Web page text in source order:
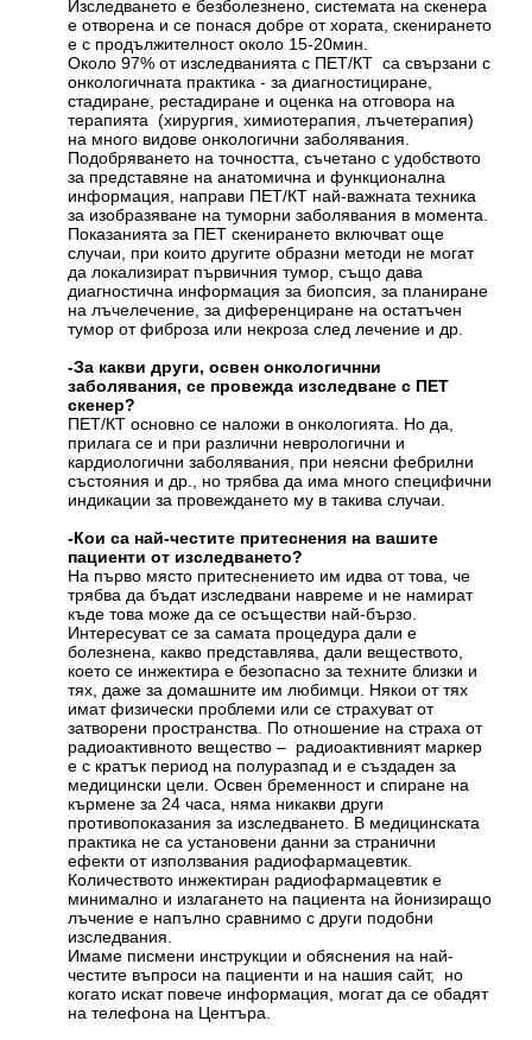
Изследването е безболезнено, системата на скенера
е отворена и се понася добре от хората, скенирането
е с продължителност около 15-20мин.
Около 97% от изследванията с ПЕТ/КТ са свързани с
онкологичната практика - за диагностициране,
стадиране, рестадиране и оценка на отговора на
терапията (хирургия, химиотерапия, лъчетерапия)
на много видове онкологични заболявания.
Подобряването на точността, съчетано с удобството
за представяне на анатомична и функционална
информация, направи ПЕТ/КТ най-важната техника
за изобразяване на туморни заболявания в момента.
Показанията за ПЕТ скенирането включват още
случаи, при които другите образни методи не могат
да локализират първичния тумор, също дава
диагностична информация за биопсия, за планиране
на лъчелечение, за диференциране на остатъчен
тумор от фиброза или некроза след лечение и др.
-За какви други, освен онкологичнни
заболявания, се провежда изследване с ПЕТ
скенер?
ПЕТ/КТ основно се наложи в онкологията. Но да,
прилага се и при различни неврологични и
кардиологични заболявания, при неясни фебрилни
състояния и др., но трябва да има много специфични
индикации за провеждането му в такива случаи.
-Кои са най-честите притеснения на вашите
пациенти от изследването?
На първо място притеснението им идва от това, че
трябва да бъдат изследвани навреме и не намират
къде това може да се осъществи най-бързо.
Интересуват се за самата процедура дали е
болезнена, какво представлява, дали веществото,
което се инжектира е безопасно за техните близки и
тях, даже за домашните им любимци. Някои от тях
имат физически проблеми или се страхуват от
затворени пространства. По отношение на страха от
радиоактивното вещество – радиоактивният маркер
е с кратък период на полуразпад и е създаден за
медицински цели. Освен бременност и спиране на
кърмене за 24 часа, няма никакви други
противопоказания за изследването. В медицинската
практика не са установени данни за странични
ефекти от използвания радиофармацевтик.
Количеството инжектиран радиофармацевтик е
минимално и излагането на пациента на йонизиращо
лъчение е напълно сравнимо с други подобни
изследвания.
Имаме писмени инструкции и обяснения на най-
честите въпроси на пациенти и на нашия сайт, но
когато искат повече информация, могат да се обадят
на телефона на Центъра.